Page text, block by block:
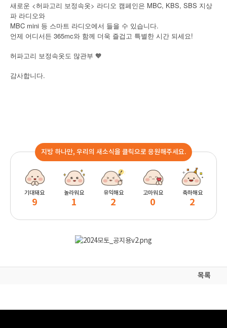
새로운 <허파고리 보정속옷> 라디오 캠페인은 MBC, KBS, SBS 지상
파 라디오와
MBC mini 등 스마트 라디오에서 들을 수 있습니다.
언제 어디서든 365mc와 함께 더욱 즐겁고 특별한 시간 되세요!
허파고리 보정속옷도 많관부 🧡
감사합니다.
지방 하나만, 우리의 새소식을 클릭으로 응원해주세요.
기대돼요
9
놀라워요
1
유익해요
2
고마워요
0
축하해요
2
목록